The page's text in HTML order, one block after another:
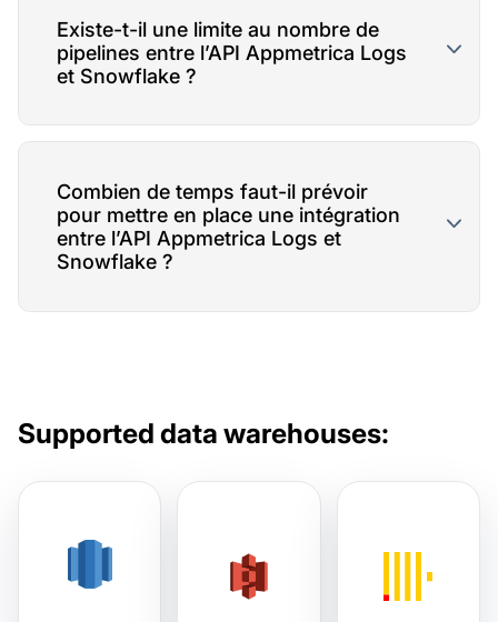
Existe-t-il une limite au nombre de
pipelines entre l’API Appmetrica Logs
et Snowflake ?
Combien de temps faut-il prévoir
pour mettre en place une intégration
entre l’API Appmetrica Logs et
Snowflake ?
Supported data warehouses: